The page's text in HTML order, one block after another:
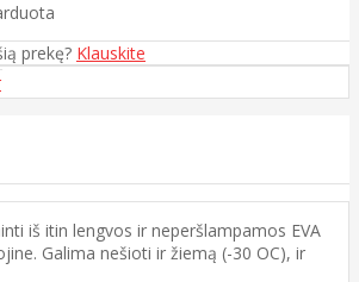
prekę? Klauskite
iš itin lengvos ir neperšlampamos EVA
Galima nešioti ir žiemą (-30 ОC), ir